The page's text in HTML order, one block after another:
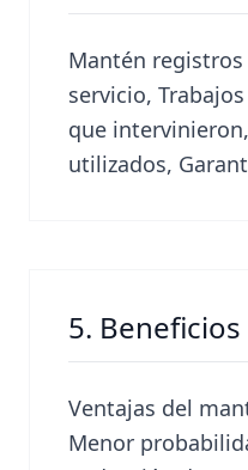
Mantén registros
servicio,
que
utilizados,
5.
Ventajas del
Menor